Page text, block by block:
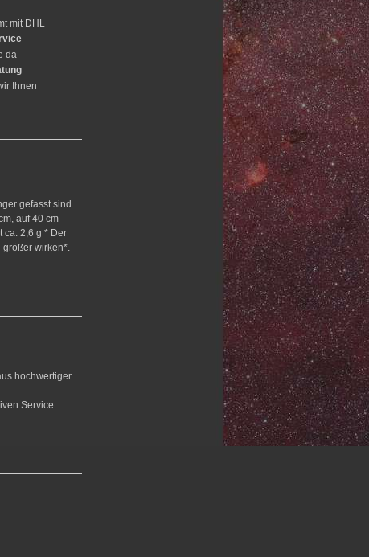
mit DHL
da
Ihnen
gefasst sind
auf 40 cm
ca. 2,6 g * Der
wirken*.
hochwertiger
Service.